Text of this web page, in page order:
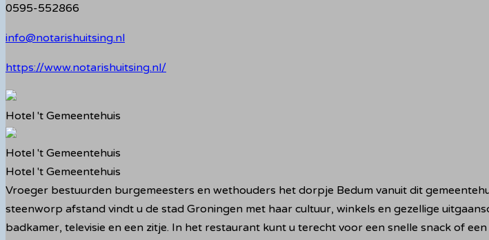
0595-552866
info@notarishuitsing.nl
https://www.notarishuitsing.nl/
Hotel 't Gemeentehuis
Hotel 't Gemeentehuis
Hotel 't Gemeentehuis
Vroeger bestuurden burgemeesters en wethouders het dorpje Bedum vanuit dit
steenworp afstand vindt u de stad Groningen met haar cultuur, winkels en gezellige
badkamer, televisie en een zitje. In het restaurant kunt u terecht voor een snelle snack of